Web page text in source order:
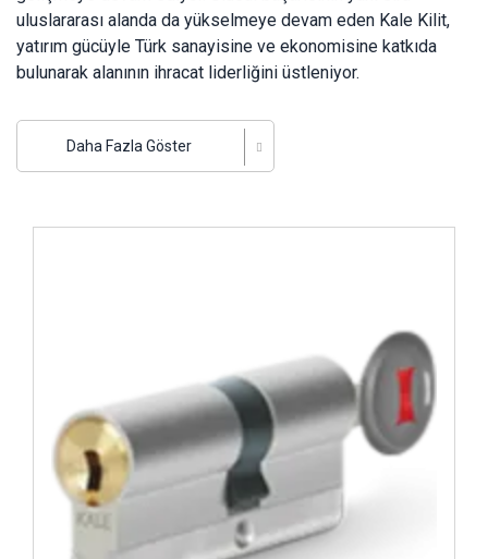
uluslararası alanda da yükselmeye devam eden Kale Kilit,
yatırım gücüyle Türk sanayisine ve ekonomisine katkıda
bulunarak alanının ihracat liderliğini üstleniyor.
Silindirli, mıknatıslı, gömme, tirajlı emniyet kilitleri gibi
seçeneklerinin yanı sıra; hırdavat grubu ürünleri, kapı ve cam
aksesuarları, sessiz seri kilitleri gibi nice kilit çeşitleri ve
Daha Fazla Göster